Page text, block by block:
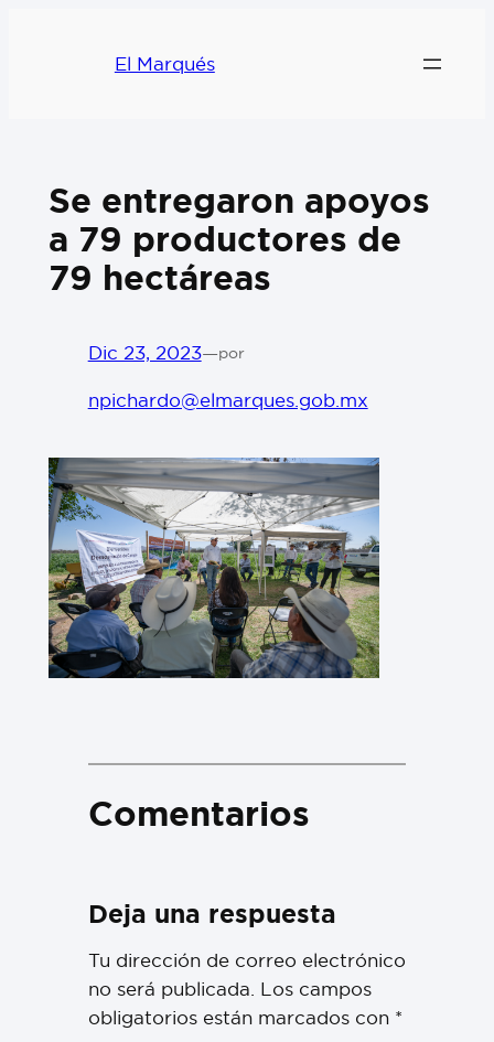
El Marqués
Se entregaron apoyos
a 79 productores de
79 hectáreas
Dic 23, 2023—por
npichardo@elmarques.gob.mx
Comentarios
Deja una respuesta
Tu dirección de correo electrónico
no será publicada. Los campos
obligatorios están marcados con *